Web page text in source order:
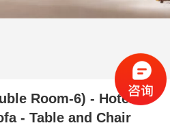
Room-6) - Hotel
- Table and Chair